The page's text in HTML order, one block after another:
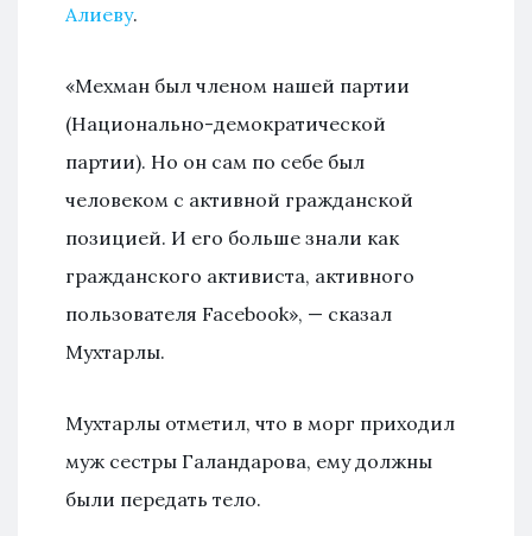
Алиеву.
«Мехман был членом нашей партии
(Национально-демократической
партии). Но он сам по себе был
человеком с активной гражданской
позицией. И его больше знали как
гражданского активиста, активного
пользователя Facebook», — сказал
Мухтарлы.
Мухтарлы отметил, что в морг приходил
муж сестры Галандарова, ему должны
были передать тело.